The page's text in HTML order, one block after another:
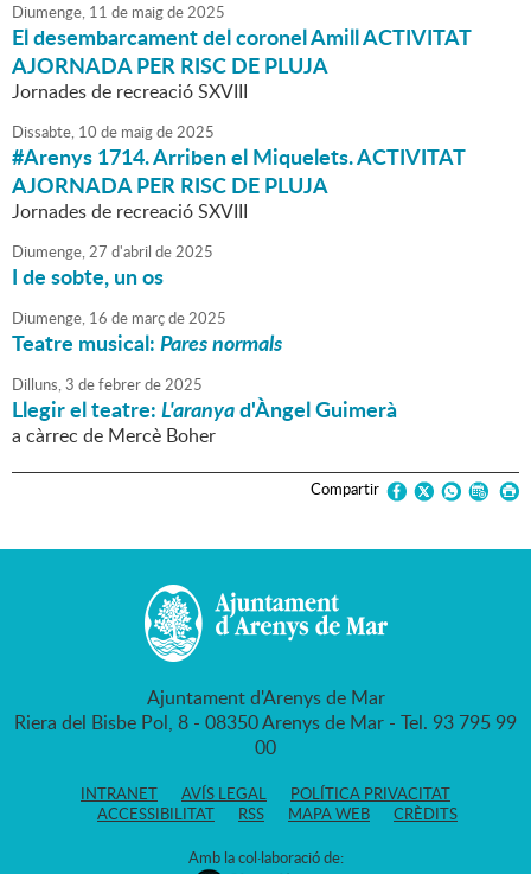
Diumenge, 11 de maigde2025
El desembarcament del coronel Amill ACTIVITAT
AJORNADA PER RISC DE PLUJA
Jornades de recreació SXVIII
Dissabte, 10 de maigde2025
#Arenys 1714. Arriben el Miquelets.ACTIVITAT
AJORNADA PER RISC DE PLUJA
Jornades de recreació SXVIII
Diumenge,27 d'abril de2025
I de sobte, un os
Diumenge, 16 de marçde2025
Teatre musical:Pares normals
Dilluns,3 defebrerde2025
Llegir el teatre:L'aranyad'Àngel Guimerà
a càrrec de Mercè Boher
Compartir
Ajuntament d'Arenys de Mar
Riera del Bisbe Pol, 8 - 08350 Arenys de Mar - Tel. 93 795 99
00
INTRANET AVÍS LEGAL
POLÍTICA PRIVACITAT
ACCESSIBILITAT
RSS MAPA WEB CRÈDITS
Amb la col·laboració de: